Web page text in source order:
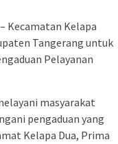
– Kecamatan Kelapa
Tangerang untuk
Pelayanan
masyarakat
pengaduan yang
Kelapa Dua, Prima